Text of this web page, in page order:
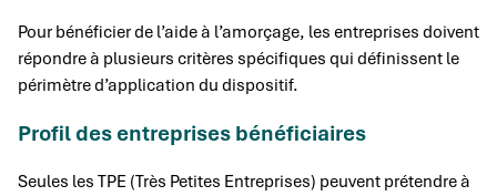
Pour bénéficier de l’aide à l’amorçage, les entreprises doivent
répondre à plusieurs critères spécifiques qui définissent le
périmètre d’application du dispositif.
Profil des entreprises bénéficiaires
Seules les TPE (Très Petites Entreprises) peuvent prétendre à